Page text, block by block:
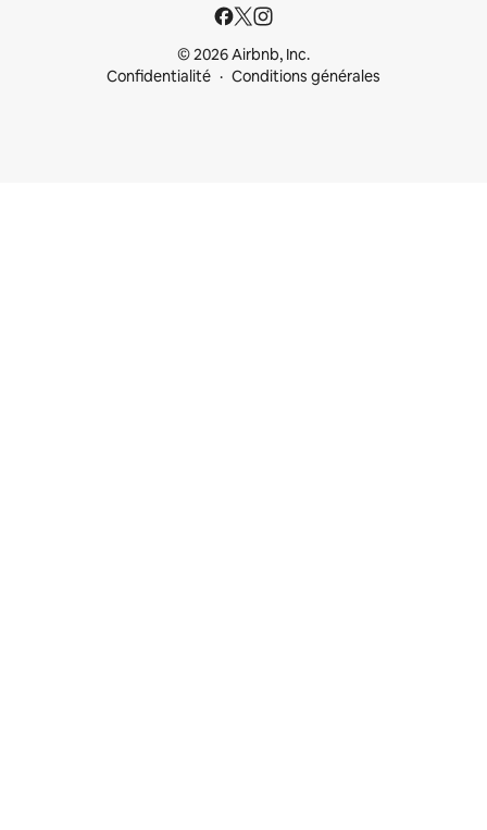
© 2026 Airbnb, Inc.
Confidentialité
Conditions générales